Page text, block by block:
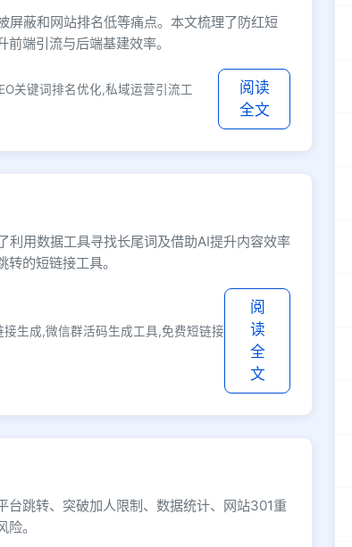
屏蔽和网站排名低等痛点。本文梳理了防红短
端引流与后端基建效率。
关键词排名优化,私域运营引流工
阅读
全文
利用数据工具寻找长尾词及借助AI提升内容效率
的短链接工具。
生成,微信群活码生成工具,免费短链接
阅
读
全
文
台跳转、突破加人限制、数据统计、网站301重
。